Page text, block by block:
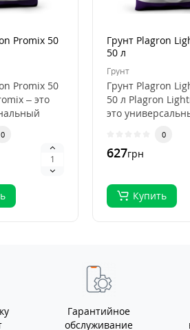
Promix 50
Promix 50
– это
0
Грунт Plagron
50 л
Грунт
Грунт Plagron
50 л Plagron
это
выращивания..
0
627грн
Купить
Гарантийное
обслуживание